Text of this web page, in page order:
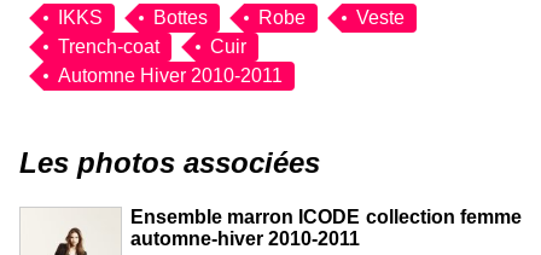
IKKS Bottes Robe
Veste
Trench-coat
Cuir
Automne Hiver 2010-2011
Les photos associées
Ensemble marron ICODE collection femme
automne-hiver 2010-2011